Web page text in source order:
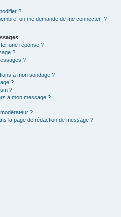
?
on me demande de me connecter !?
une réponse ?
?
?
à mon sondage ?
?
?
à mon message ?
?
la page de rédaction de message ?